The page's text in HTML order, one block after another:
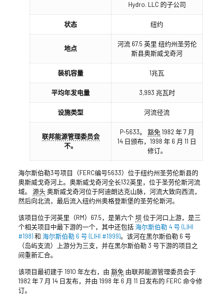
Hydro. LLC 的子公司
状态 纽约
地点
河流 67.5 英里 纽约州圣劳伦
斯县奥斯威戈奇河
装机容量 1兆瓦
平均年发电量 3,993 兆瓦时
设施类型 河流径流
联邦能源管理委员会
不。
P-5633。 豁免1982 年 7 月
14 日颁布，1998 年 6 月 11 日
修订。
海尔斯伯勒3号项目（FERC编号5633）位于纽约州圣劳伦斯县的
奥斯威戈奇河上。奥斯威戈奇河全长132英里，位于圣劳伦斯河流
域。 源头奥斯威戈奇河位于阿迪朗达克山脉，河流大致向西流，
然后向北流，最后流入纽约州奥格登斯堡的圣劳伦斯河。
该项目位于河英里（RM）67.5，是第六个坝 位于河口上游，是三
个相关项目中最下游的一个，其中还包括海尔斯伯勒 4 号 (LIHI
#198)和 海尔斯伯勒 6 号 (LIHI #1999)。该河在黑尔斯伯勒 6 号
（岛屿支流）上游分为三支，并在黑尔斯伯勒 3 号下游的项目之
间重新汇合。
该项目最初建于 1910 年左右，由 豁免由联邦能源管理委员会于
1982 年 7 月 14 日发布，并由 1998 年 6 月 11 日发布的 FERC 命令修
订。